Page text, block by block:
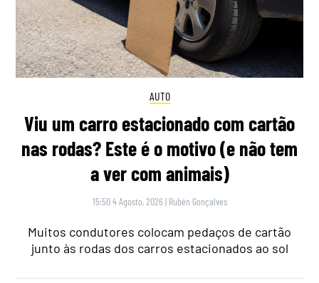
AUTO
Viu um carro estacionado com cartão
nas rodas? Este é o motivo (e não tem
a ver com animais)
15:50 4 Agosto, 2026 | Rubén Gonçalves
Muitos condutores colocam pedaços de cartão
junto às rodas dos carros estacionados ao sol